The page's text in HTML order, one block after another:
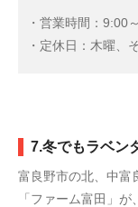
・営業時間：9:00
・定休日：木曜、
7.冬でもラベン
富良野市の北、中富
「ファーム富田」